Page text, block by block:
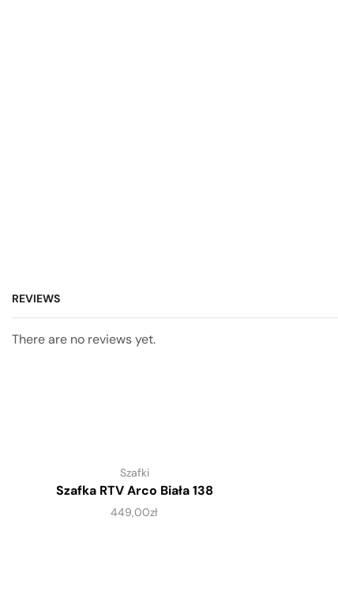
REVIEWS
There are no reviews yet.
Szafki
Szafka RTV Arco Biała 138
449,00zł